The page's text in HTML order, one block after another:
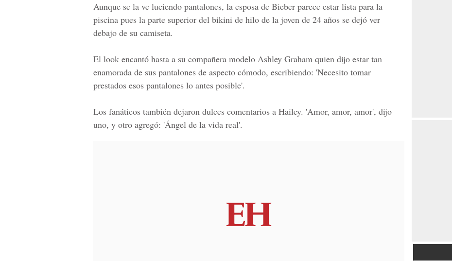
Aunque se la ve luciendo pantalones, la esposa de Bieber parece estar lista para la
piscina pues la parte superior del bikini de hilo de la joven de 24 años se dejó ver
debajo de su camiseta.
El look encantó hasta a su compañera modelo Ashley Graham quien dijo estar tan
enamorada de sus pantalones de aspecto cómodo, escribiendo: 'Necesito tomar
prestados esos pantalones lo antes posible'.
Los fanáticos también dejaron dulces comentarios a Hailey. 'Amor, amor, amor', dijo
uno, y otro agregó: 'Ángel de la vida real'.